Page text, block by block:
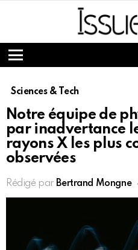
Menu
Sciences & Tech
Notre équipe de
par inadvertance
rayons X les plus
observées
Rédigé par Bertrand Mongne